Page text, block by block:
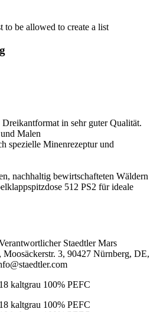
to be allowed to create a list
in sehr guter Qualität.
Malen
spezielle Minenrezeptur und
nachhaltig bewirtschafteten Wäldern
512 PS2 für ideale
Staedtler Mars
3, 90427 Nürnberg, DE,